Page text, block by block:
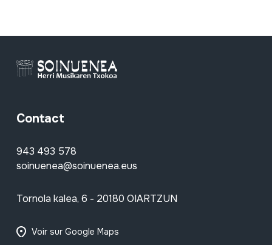
Contact
943 493 578
soinuenea@soinuenea.eus
Tornola kalea, 6 - 20180 OIARTZUN
Voir sur Google Maps